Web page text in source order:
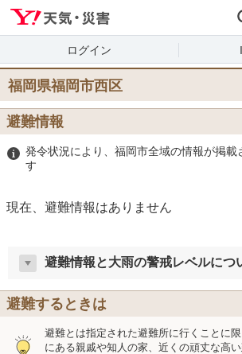
ログイン
福岡県福岡市西区
避難情報
発令状況により、福岡市全域の情報が掲載
す
現在、避難情報はありません
避難情報と大雨の警戒レベルにつ
避難するときは
避難とは指定された避難所に行くことに
にある親戚や知人の家、近くの頑丈な高